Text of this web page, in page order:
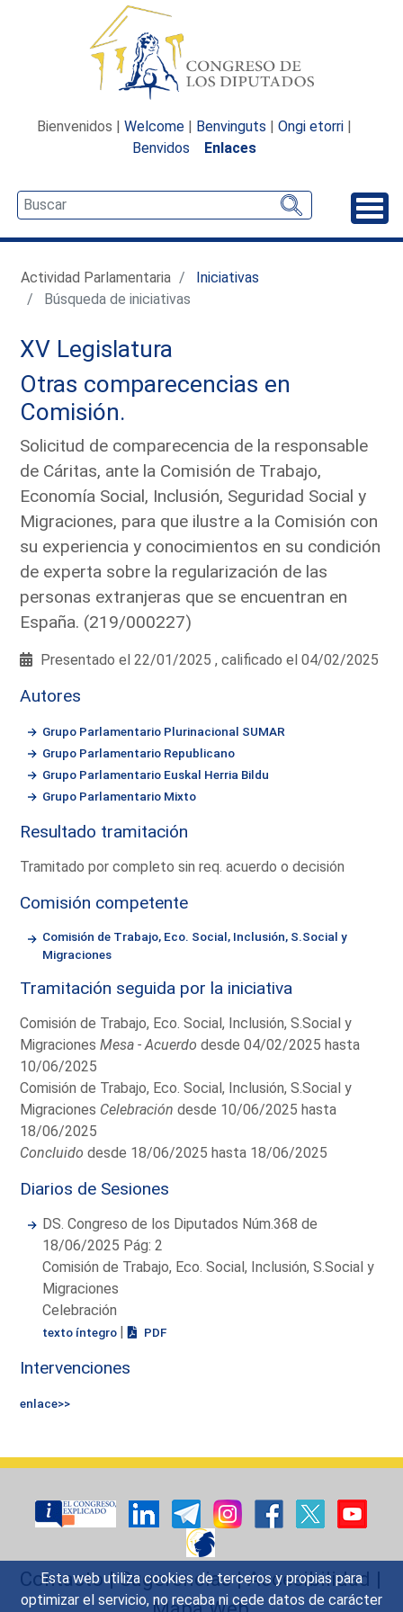
Esta web utiliza cookies de terceros y propias para
optimizar el servicio, no recaba ni cede datos de carácter
Bienvenidos | Welcome | Benvinguts | Ongi etorri |
Benvidos
Enlaces
Actividad Parlamentaria
Iniciativas
Búsqueda de iniciativas
XV Legislatura
Otras comparecencias en
Comisión.
Solicitud de comparecencia de la responsable
de Cáritas, ante la Comisión de Trabajo,
Economía Social, Inclusión, Seguridad Social y
Migraciones, para que ilustre a la Comisión con
su experiencia y conocimientos en su condición
de experta sobre la regularización de las
personas extranjeras que se encuentran en
España. (219/000227)
Presentado el 22/01/2025 , calificado el 04/02/2025
Autores
Grupo Parlamentario Plurinacional SUMAR
Grupo Parlamentario Republicano
Grupo Parlamentario Euskal Herria Bildu
Grupo Parlamentario Mixto
Resultado tramitación
Tramitado por completo sin req. acuerdo o decisión
Comisión competente
Comisión de Trabajo, Eco. Social, Inclusión, S.Social y
Migraciones
Tramitación seguida por la iniciativa
Comisión de Trabajo, Eco. Social, Inclusión, S.Social y
MigracionesMesa - Acuerdo desde 04/02/2025 hasta
10/06/2025
Comisión de Trabajo, Eco. Social, Inclusión, S.Social y
Migraciones Celebración desde 10/06/2025 hasta
18/06/2025
Concluido desde 18/06/2025 hasta 18/06/2025
Diarios de Sesiones
DS. Congreso de los Diputados Núm.368 de
18/06/2025 Pág: 2
Comisión de Trabajo, Eco. Social, Inclusión, S.Social y
Migraciones
Celebración
texto íntegro | PDF
Intervenciones
enlace>>
Contacto|Sugerencias|Accesibilidad |